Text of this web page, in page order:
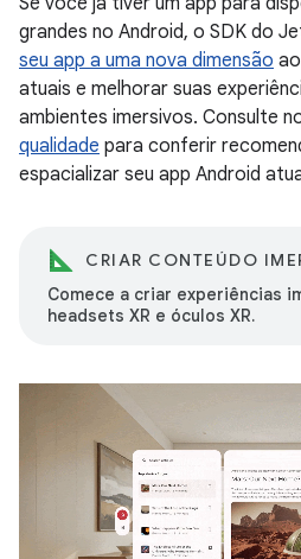
grandes no Android, o SDK do
seu app a uma nova dimensão
atuais e melhorar suas
ambientes imersivos. Consulte
qualidade para conferir
espacializar seu app Android
CRIAR CONTEÚDO
Comece a criar experiências
headsets XR e óculos XR.